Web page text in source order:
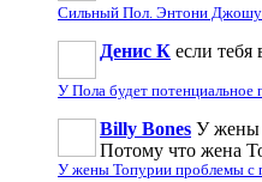
Сильный Пол. Энтони
Денис К если тебя
У Пола будет
Billy Bones У жены
Потому что жена
У жены Топурии проблемы